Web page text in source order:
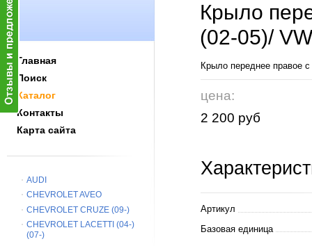
Главная
Поиск
Каталог
Контакты
Карта сайта
AUDI
CHEVROLET AVEO
CHEVROLET CRUZE (09-)
CHEVROLET LACETTI (04-)
(07-)
Крыло
(02-05)/
Крыло переднее правое
цена:
2 200 руб
Артикул
Базовая единица